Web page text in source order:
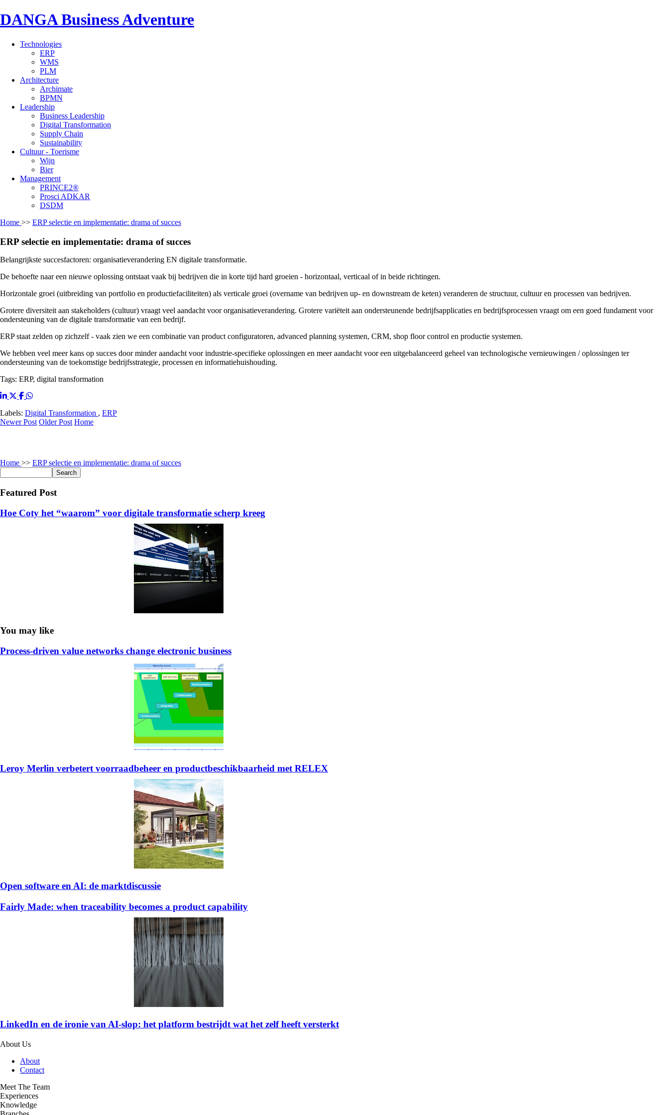
DANGA Business Adventure
Technologies
ERP
WMS
PLM
Architecture
Archimate
BPMN
Leadership
Business Leadership
Digital Transformation
Supply Chain
Sustainability
Cultuur - Toerisme
Wijn
Bier
Management
PRINCE2®
Prosci ADKAR
DSDM
Home >> ERP selectie en implementatie: drama of succes
ERP selectie en implementatie: drama of succes
Belangrijkste succesfactoren: organisatieverandering EN digitale transformatie.
De behoefte naar een nieuwe oplossing ontstaat vaak bij bedrijven die in korte tijd hard groeien - horizontaal, verticaal of in beide richtingen.
Horizontale groei (uitbreiding van portfolio en productiefaciliteiten) als verticale groei (overname van bedrijven up- en downstream de keten) veranderen de structuur, cultuur en processen van bedrijven.
Grotere diversiteit aan stakeholders (cultuur) vraagt veel aandacht voor organisatieverandering. Grotere variëteit aan ondersteunende bedrijfsapplicaties en bedrijfsprocessen vraagt om een goed fundament voor
ondersteuning van de digitale transformatie van een bedrijf.
ERP staat zelden op zichzelf - vaak zien we een combinatie van product configuratoren, advanced planning systemen, CRM, shop floor control en productie systemen.
We hebben veel meer kans op succes door minder aandacht voor industrie-specifieke oplossingen en meer aandacht voor een uitgebalanceerd geheel van technologische vernieuwingen / oplossingen ter
ondersteuning van de toekomstige bedrijfsstrategie, processen en informatiehuishouding.
Tags: ERP, digital transformation
Labels: Digital Transformation , ERP
Newer Post Older Post Home
Home >> ERP selectie en implementatie: drama of succes
Featured Post
Hoe Coty het “waarom” voor digitale transformatie scherp kreeg
You may like
Process-driven value networks change electronic business
Leroy Merlin verbetert voorraadbeheer en productbeschikbaarheid met RELEX
Open software en AI: de marktdiscussie
Fairly Made: when traceability becomes a product capability
LinkedIn en de ironie van AI-slop: het platform bestrijdt wat het zelf heeft versterkt
About Us
About
Contact
Meet The Team
Experiences
Knowledge